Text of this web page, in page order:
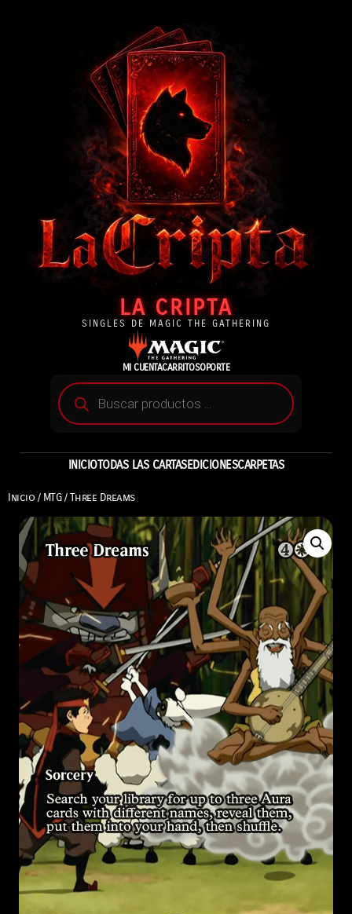
LA CRIPTA
SINGLES DE MAGIC THE GATHERING
MI CUENTACARRITOSOPORTE
INICIOTODAS LAS CARTASEDICIONESCARPETAS
Inicio / MTG/ Three Dreams